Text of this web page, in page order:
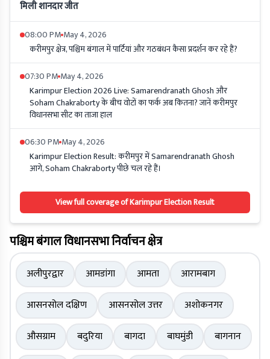
मिली शानदार जीत
08:00 PM May 4, 2026
करीमपुर क्षेत्र, पश्चिम बंगाल में पार्टियां और गठबंधन कैसा प्रदर्शन कर रहे हैं?
07:30 PM May 4, 2026
Karimpur Election 2026 Live: Samarendranath Ghosh और
Soham Chakraborty के बीच वोटों का फर्क अब कितना? जानें करीमपुर
विधानसभा सीट का ताजा हाल
06:30 PM May 4, 2026
Karimpur Election Result: करीमपुर में Samarendranath Ghosh
आगे, Soham Chakraborty पीछे चल रहे हैं।
View full coverage of Karimpur Election Result
पश्चिम बंगाल विधानसभा निर्वाचन क्षेत्र
अलीपुरद्वार आमडांगा आमता
आरामबाग
आसनसोल दक्षिण
आसनसोल उत्तर
अशोकनगर
औसग्राम
बदुरिया बागदा बाघमुंडी
बागनान